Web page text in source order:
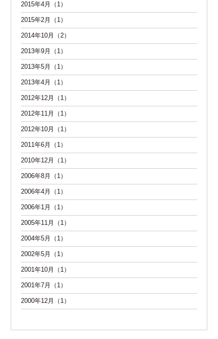
2015年4月（1）
2015年2月（1）
2014年10月（2）
2013年9月（1）
2013年5月（1）
2013年4月（1）
2012年12月（1）
2012年11月（1）
2012年10月（1）
2011年6月（1）
2010年12月（1）
2006年8月（1）
2006年4月（1）
2006年1月（1）
2005年11月（1）
2004年5月（1）
2002年5月（1）
2001年10月（1）
2001年7月（1）
2000年12月（1）